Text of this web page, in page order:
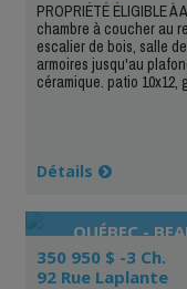
PROPRIÉTÉ ÉLIGIBLE
chambre à coucher au
escalier de bois, salle
armoires jusqu'au
céramique. patio
Détails
QUÉBEC -
350 950 $ -3 Ch.
92 Rue Laplante